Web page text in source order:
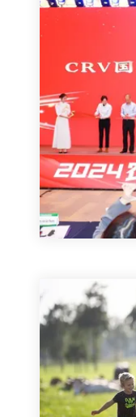
Articles